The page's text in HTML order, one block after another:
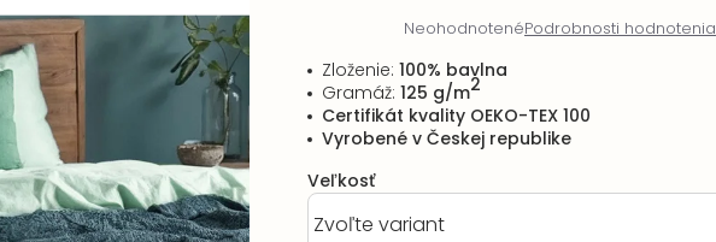
hodnotenie
produktu
0,0
5
hviezdičiek.
NeohodnotenéPodrobnosti hodnotenia
Veľkosť
Zloženie: 100% bavlna
Gramáž: 125 g/m2
Certifikát kvality OEKO-TEX 100
Vyrobené v Českej republike